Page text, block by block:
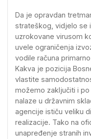
Da je opravdan
strateškog, vidjelo se
uzrokovane virusom
uvele ograničenja
vodile računa
Kakva je pozicija
vlastite
možemo zaključiti i
nalaze u državnim
agencije ističu veliku
realizacije. Tako na
unapređenje stranih